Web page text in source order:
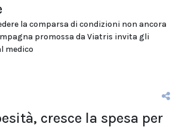
la comparsa di condizioni non ancora
promossa da Viatris invita gli
medico
cresce la spesa per